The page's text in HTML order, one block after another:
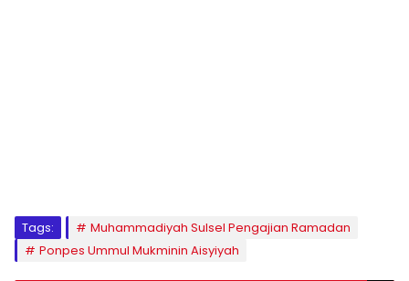
Tags:
Muhammadiyah Sulsel Pengajian Ramadan
Ponpes Ummul Mukminin Aisyiyah